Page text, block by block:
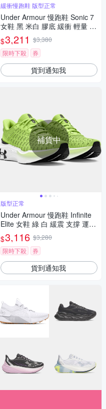
緩衝慢跑鞋 版型正常
Under Armour 慢跑鞋 Sonic 7
女鞋 黑 米白 膠底 緩衝 輕量 運
動鞋 UA 3028003001
$3,211 $3,380
限時下殺
券
貨到通知我
補貨中
版型正常
Under Armour 慢跑鞋 Infinite
Elite 女鞋 綠 白 緩震 支撐 運動
鞋 UA 3027199301
$3,116 $3,280
限時下殺
券
貨到通知我